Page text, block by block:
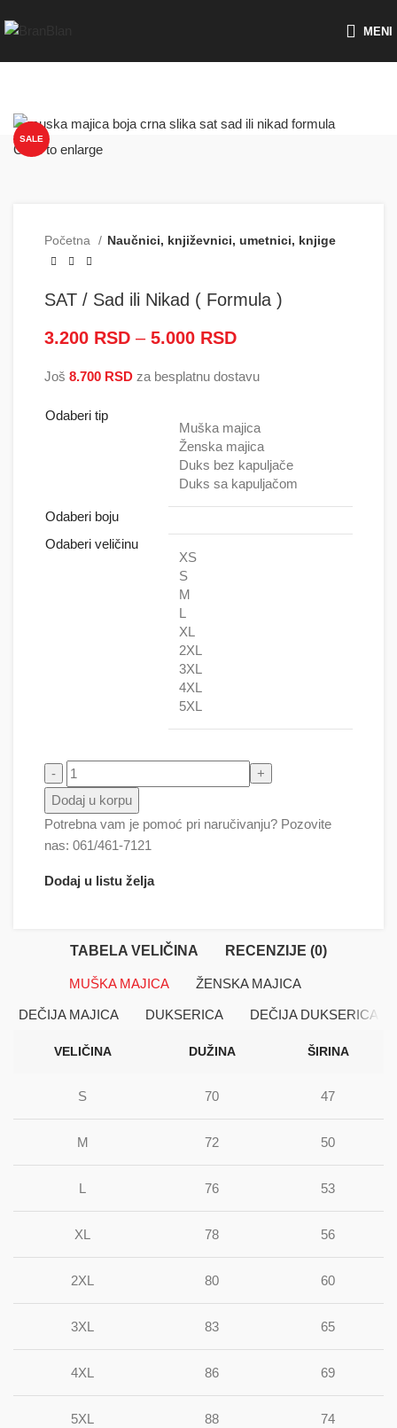
MENI
SALE
Click to enlarge
Početna Naučnici, književnici, umetnici, knjige
SAT / Sad ili Nikad ( Formula )
3.200 RSD – 5.000 RSD
5.000 RSD
Još 8.700 RSD za besplatnu dostavu
Odaberi tip
Muška majica
Ženska majica
Duks bez kapuljače
Duks sa kapuljačom
Odaberi boju
Odaberi veličinu
XS
S
M
L
XL
2XL
3XL
4XL
5XL
SAT / Sad ili Nikad ( Formula ) količina
Dodaj u korpu
Potrebna vam je pomoć pri naručivanju? Pozovite
nas: 061/461-7121
Dodaj u listu želja
TABELA VELIČINA RECENZIJE (0)
MUŠKA MAJICA ŽENSKA MAJICA
DEČIJA MAJICA DUKSERICA DEČIJA DUKSERICA
VELIČINA DUŽINA ŠIRINA
S 70 47
M 72 50
L 76 53
XL 78 56
2XL 80 60
3XL 83 65
4XL 86 69
5XL 88 74
Besplatna dostava za porudžbine preko